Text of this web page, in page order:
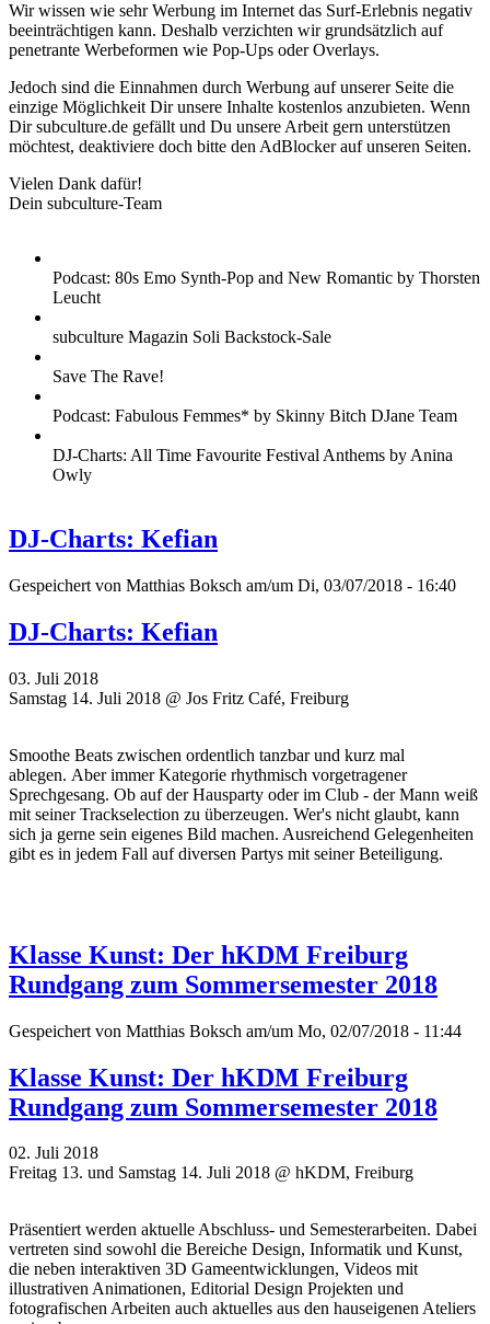
Wir wissen wie sehr Werbung im Internet das Surf-Erlebnis negativ
beeinträchtigen kann. Deshalb verzichten wir grundsätzlich auf
penetrante Werbeformen wie Pop-Ups oder Overlays.
Jedoch sind die Einnahmen durch Werbung auf unserer Seite die
einzige Möglichkeit Dir unsere Inhalte kostenlos anzubieten. Wenn
Dir subculture.de gefällt und Du unsere Arbeit gern unterstützen
möchtest, deaktiviere doch bitte den AdBlocker auf unseren Seiten.
Vielen Dank dafür!
Dein subculture-Team
Podcast: 80s Emo Synth-Pop and New Romantic by Thorsten
Leucht
subculture Magazin Soli Backstock-Sale
Save The Rave!
Podcast: Fabulous Femmes* by Skinny Bitch DJane Team
DJ-Charts: All Time Favourite Festival Anthems by Anina
Owly
DJ-Charts: Kefian
Gespeichert von Matthias Boksch am/um Di, 03/07/2018 - 16:40
DJ-Charts: Kefian
03. Juli 2018
Samstag 14. Juli 2018 @ Jos Fritz Café, Freiburg
Smoothe Beats zwischen ordentlich tanzbar und kurz mal
ablegen. Aber immer Kategorie rhythmisch vorgetragener
Sprechgesang. Ob auf der Hausparty oder im Club - der Mann weiß
mit seiner Trackselection zu überzeugen. Wer's nicht glaubt, kann
sich ja gerne sein eigenes Bild machen. Ausreichend Gelegenheiten
gibt es in jedem Fall auf diversen Partys mit seiner Beteiligung.
Klasse Kunst: Der hKDM Freiburg
Rundgang zum Sommersemester 2018
Gespeichert von Matthias Boksch am/um Mo, 02/07/2018 - 11:44
Klasse Kunst: Der hKDM Freiburg
Rundgang zum Sommersemester 2018
02. Juli 2018
Freitag 13. und Samstag 14. Juli 2018 @ hKDM, Freiburg
Präsentiert werden aktuelle Abschluss- und Semesterarbeiten. Dabei
vertreten sind sowohl die Bereiche Design, Informatik und Kunst,
die neben interaktiven 3D Gameentwicklungen, Videos mit
illustrativen Animationen, Editorial Design Projekten und
fotografischen Arbeiten auch aktuelles aus den hauseigenen Ateliers